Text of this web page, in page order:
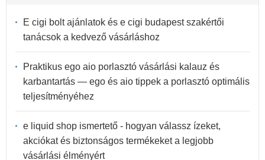
E cigi bolt ajánlatok és e cigi budapest szakértői
tanácsok a kedvező vásárláshoz
Praktikus ego aio porlasztó vásárlási kalauz és
karbantartás — ego és aio tippek a porlasztó optimális
teljesítményéhez
e liquid shop ismertető - hogyan válassz ízeket,
akciókat és biztonságos termékeket a legjobb
vásárlási élményért